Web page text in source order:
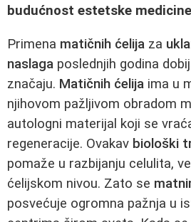
budućnost estetske medicine
Primena matičnih ćelija za
naslaga poslednjih godina
značaju. Matičnih ćelija ima u
njihovom pažljivom obradom
autologni materijal koji se
regeneracije. Ovakav biološki
pomaže u razbijanju celulita,
ćelijskom nivou. Zato se
posvećuje ogromna pažnja u